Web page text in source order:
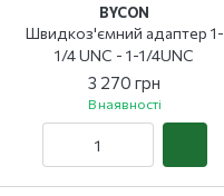
BYCON
Швидкоз'ємний адаптер 1-
1/4 UNC - 1-1/4UNC
3 270 грн
В наявності